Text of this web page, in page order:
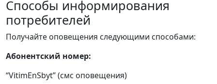
Способы информирования
потребителей
Получайте оповещения следующими способами:
Абонентский номер:
“VitimEnSbyt” (смс оповещения)